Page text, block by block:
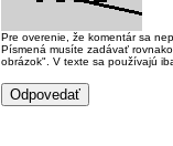
Pre overenie, že komentár sa
Písmená musíte zadávať
obrázok". V texte sa používajú